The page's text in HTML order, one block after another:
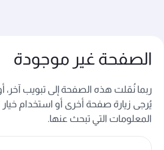
الصفحة غير موجودة
ربما نُقلت هذه الصفحة إلى تبويب آخر،
يُرجى زيارة صفحة أخرى أو استخدام خيار
المعلومات التي تبحث عنها.